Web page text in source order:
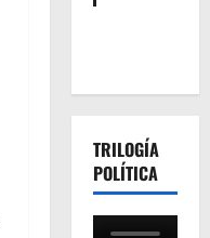
TRILOGÍA
POLÍTICA